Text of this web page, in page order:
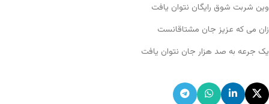
وین شربت شوق رایگان نتوان یافت
زان می که عزیز جان مشتاقانست
یک جرعه به صد هزار جان نتوان یافت